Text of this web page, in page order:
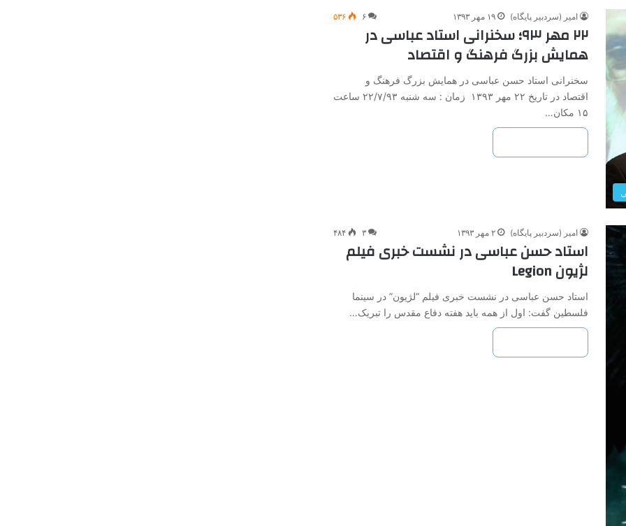
امیر (سردبیر پایگاه) ۱۹ مهر ۱۳۹۳ ۶ ۵۳۶
۲۲ مهر ۹۳؛ سخنرانی استاد عباسی در
همایش بزرگ فرهنگ و اقتصاد
سخنرانی استاد حسن عباسی در همایش بزرگ فرهنگ و
اقتصاد در تاریخ ۲۲ مهر ۱۳۹۳ زمان : سه شنبه ۲۲/۷/۹۳ ساعت
۱۵ مکان…
امیر (سردبیر پایگاه) ۲ مهر ۱۳۹۳ ۳ ۴۸۴
استاد حسن عباسی در نشست خبری فیلم
لژیون Legion
استاد حسن عباسی در نشست خبری فیلم “لژیون” در سینما
فلسطین گفت: اول از همه باید هفته دفاع مقدس را تبریک…